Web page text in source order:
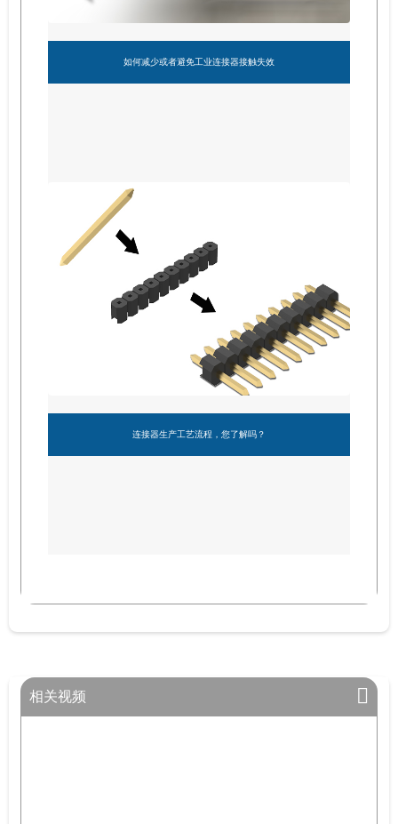
如何减少或者避免工业连接器接触失效
连接器生产工艺流程，您了解吗？
相关视频